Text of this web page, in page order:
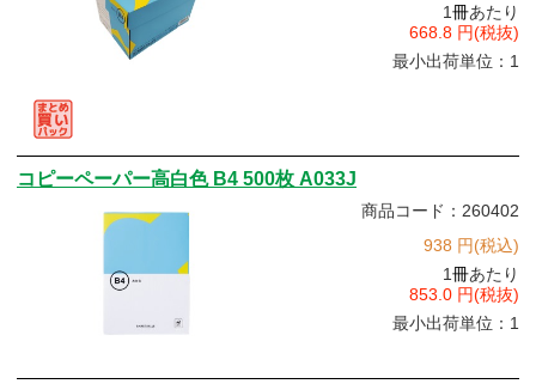
1冊あたり
668.8 円(税抜)
最小出荷単位：1
コピーペーパー高白色 B4 500枚 A033J
商品コード：260402
938 円(税込)
1冊あたり
853.0 円(税抜)
最小出荷単位：1